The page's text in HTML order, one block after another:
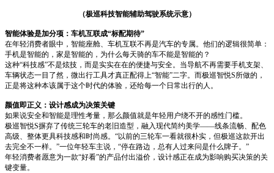
（极巡科技智能辅助驾驶系统示意）
智能体验是加分项：车机互联成“标配期待”
在年轻消费者眼中，智能座舱、车机互联不再是汽车的专属。他们的逻辑很简单：
手机是智能的，家是智能的，为什么每天骑的车不能是智能的？
这种“科技感”不是炫技，而是实实在在的便捷与安全。当导航不再需要手机支架、
车辆状态一目了然，微出行工具才真正配得上“智能”二字。而极巡智悦S所做的，
正是将这种本该属于这个时代的体验，还给每一个日常出行的人。
颜值即正义：设计感成为决策关键
如果说安全和智能是理性考量，那么颜值就是年轻用户绕不开的感性门槛。
极巡智悦S摒弃了传统三轮车的老旧造型，融入现代简约美学——线条流畅、配色
高级、整体更具科技感和时尚感。“以前的三轮车一看就很朴实，但极巡这款开出
去完全不一样。”一位年轻车主说，“停在路边，总有人过来问是什么牌子。”
年轻消费者愿意为一款“好看”的产品付出溢价，设计感正在成为影响购买决策的关
键变量。